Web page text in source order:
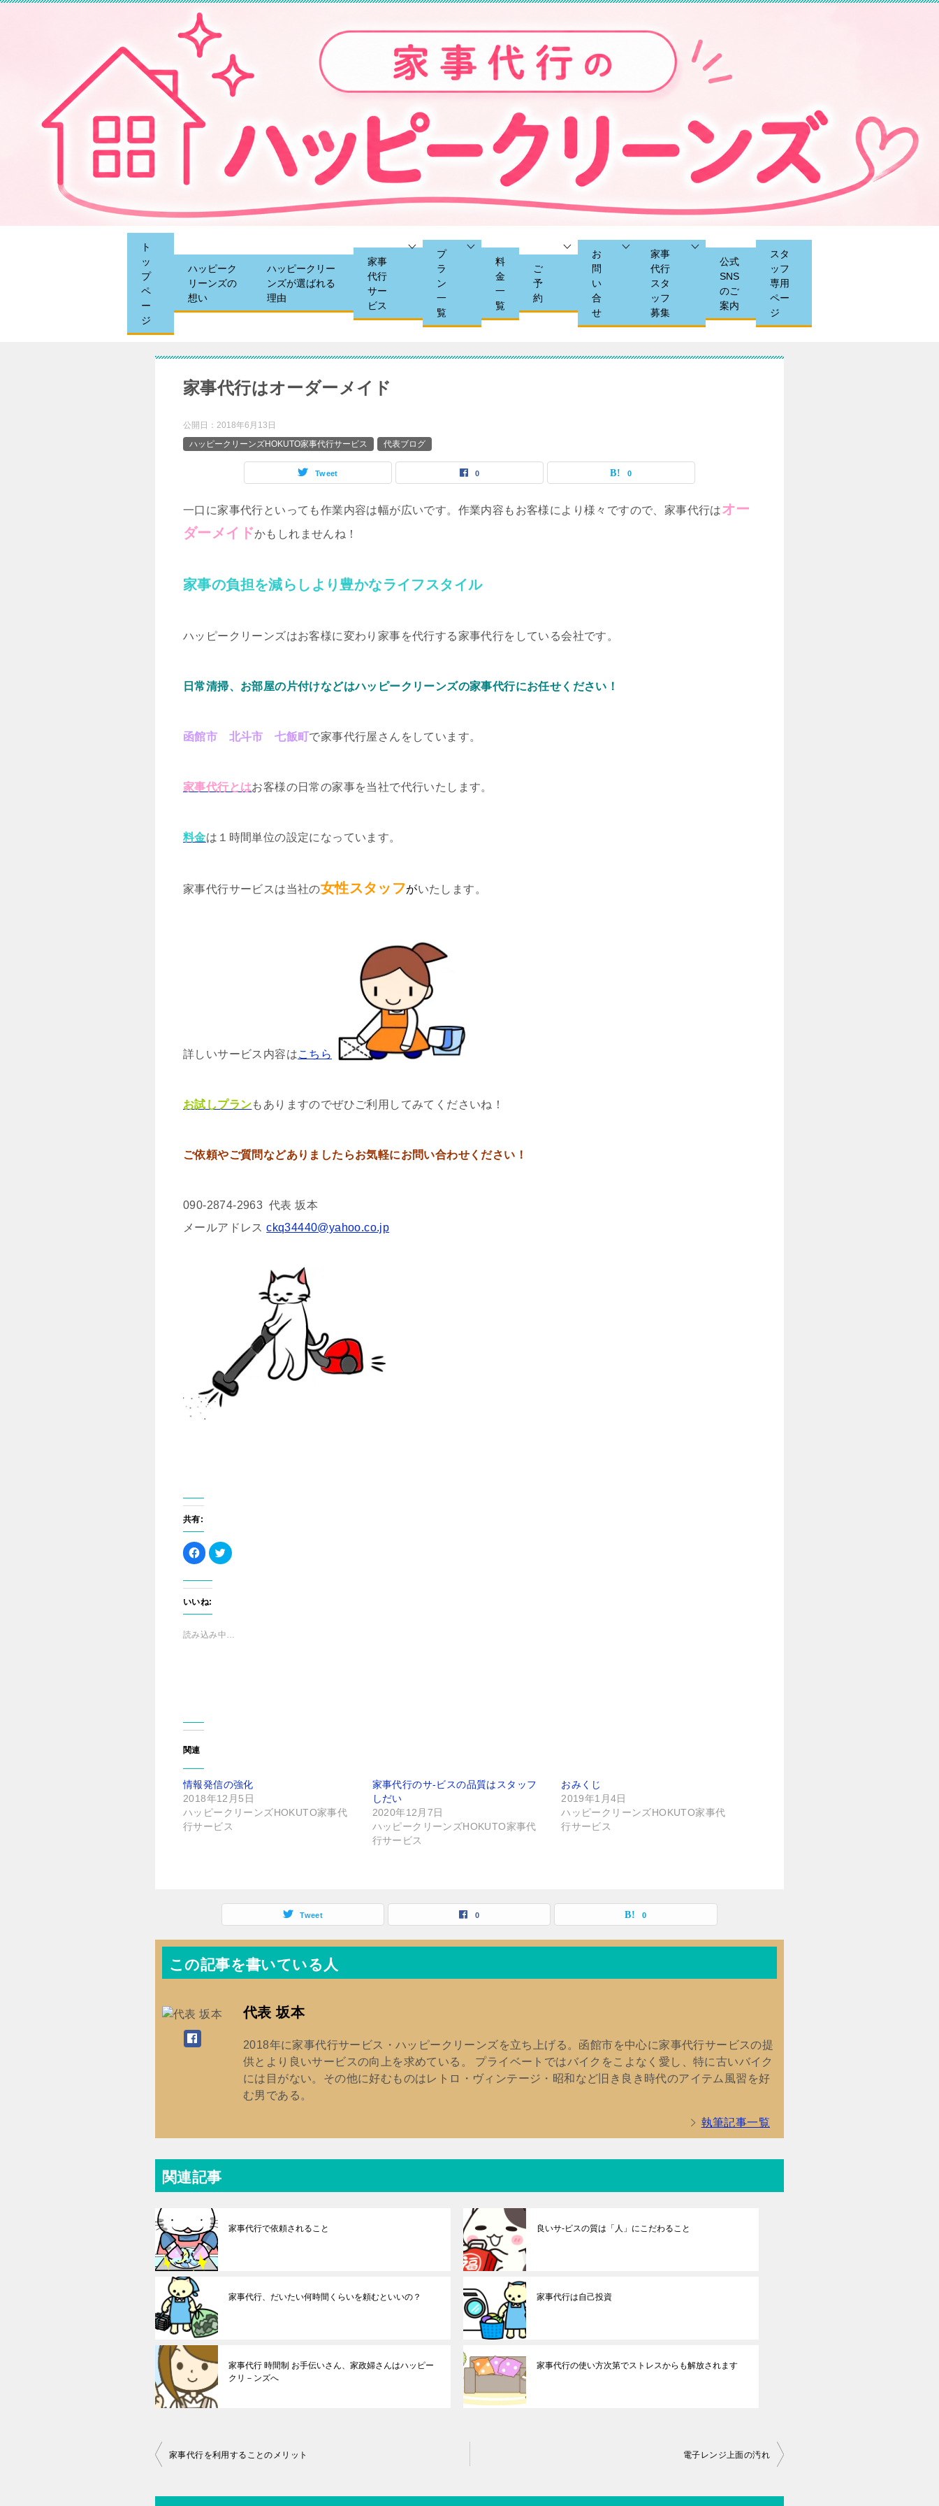
ト
ッ
プ
ペ
ー
ジ
ハッピーク
リーンズの
想い
ハッピークリー
ンズが選ばれる
理由
家事
代行
サー
ビス
プ
ラ
ン
一
覧
料
金
一
覧
ご
予
約
お
問
い
合
せ
家事
代行
スタ
ッフ
募集
公式
SNS
のご
案内
スタ
ッフ
専用
ペー
ジ
家事代行はオーダーメイド
公開日： 2018年6月13日
ハッピークリーンズHOKUTO家事代行サービス
代表ブログ
Tweet 0 0
一口に家事代行といっても作業内容は幅が広いです。作業内容もお客様により様々ですので、家事代行はオー
ダーメイドかもしれませんね！
家事の負担を減らしより豊かなライフスタイル
ハッピークリーンズはお客様に変わり家事を代行する家事代行をしている会社です。
日常清掃、お部屋の片付けなどはハッピークリーンズの家事代行にお任せください！
函館市 北斗市 七飯町で家事代行屋さんをしています。
家事代行とはお客様の日常の家事を当社で代行いたします。
料金は１時間単位の設定になっています。
家事代行サービスは当社の女性スタッフがいたします。
詳しいサービス内容はこちら
お試しプランもありますのでぜひご利用してみてくださいね！
ご依頼やご質問などありましたらお気軽にお問い合わせください！
090-2874-2963 代表 坂本
メールアドレスckq34440@yahoo.co.jp
共有:
F
a
b
o
o
k
で
有
く
新
い
ウ
ィ
ン
ド
ウ
ク
リ
t
ま
す
)
いいね:
読み込み中…
関連
情報発信の強化
2018年12月5日
ハッピークリーンズHOKUTO家事代
行サービス
家事代行のサ-ビスの品質はスタッフ
しだい
2020年12月7日
ハッピークリーンズHOKUTO家事代
行サービス
おみくじ
2019年1月4日
ハッピークリーンズHOKUTO家事代
行サービス
Tweet 0 0
この記事を書いている人
代表 坂本
2018年に家事代行サービス・ハッピークリーンズを立ち上げる。函館市を中心に家事代行サービスの提
供とより良いサービスの向上を求めている。 プライベートではバイクをこよなく愛し、特に古いバイク
には目がない。その他に好むものはレトロ・ヴィンテージ・昭和など旧き良き時代のアイテム風習を好
む男である。
執筆記事一覧
関連記事
家事代行で依頼されること 良いサ-ビスの質は「人」にこだわること
家事代行、だいたい何時間くらいを頼むといいの？ 家事代行は自己投資
家事代行 時間制 お手伝いさん、家政婦さんはハッピー
クリ－ンズへ
家事代行の使い方次第でストレスからも解放されます
投
ナ
家事代行を利用することのメリット 電子レンジ上面の汚れ